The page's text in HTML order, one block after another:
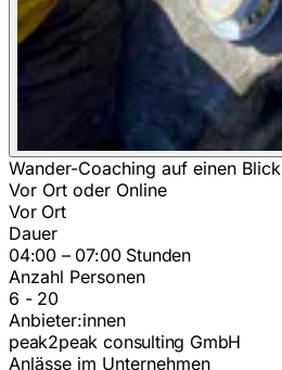
Wander-Coaching auf einen Blick
Vor Ort oder Online
Vor Ort
Dauer
04:00 – 07:00 Stunden
Anzahl Personen
6 - 20
Anbieter:innen
peak2peak consulting GmbH
Anlässe im Unternehmen